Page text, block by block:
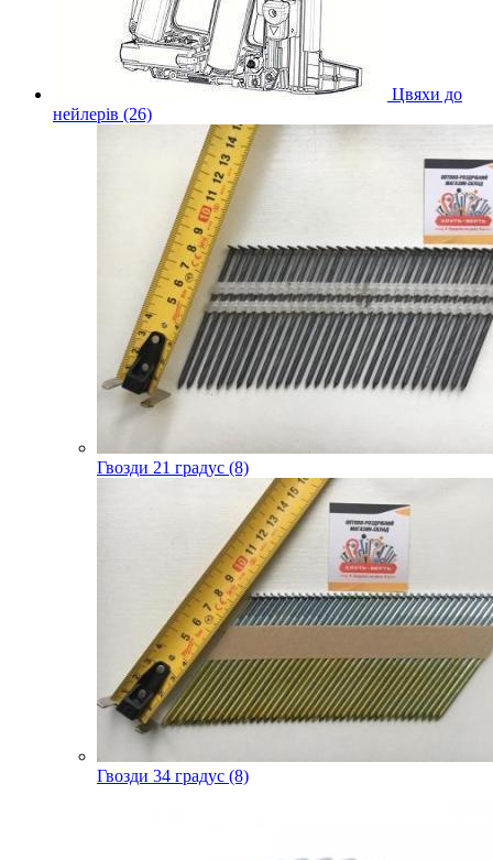
Цвяхи до
нейлерів (26)
Гвозди 21 градус (8)
Гвозди 34 градус (8)